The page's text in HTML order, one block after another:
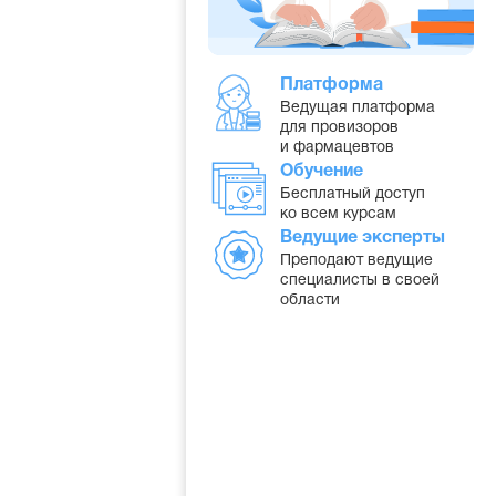
Платформа
Ведущая платформа
для провизоров
и фармацевтов
Обучение
Бесплатный доступ
ко всем курсам
Ведущие эксперты
Преподают ведущие
специалисты в своей
области